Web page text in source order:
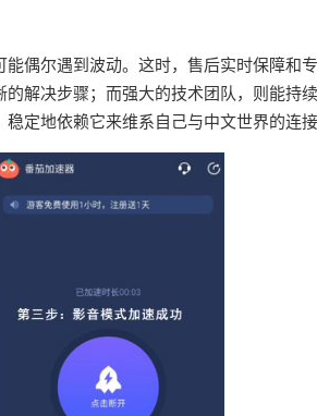
偶尔遇到波动。这时，售后实时保障和
解决步骤；而强大的技术团队，则能持
定地依赖它来维系自己与中文世界的连接